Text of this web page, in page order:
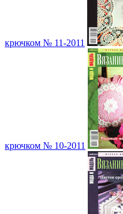
крючком № 11-2011
крючком № 10-2011